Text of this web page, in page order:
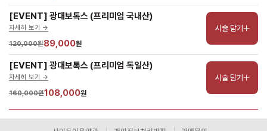
[EVENT] 광대보톡스 (프리미엄 국내산)
자세히 보기 ->
120,000원89,000원
시술 담기
[EVENT] 광대보톡스 (프리미엄 독일산)
자세히 보기 ->
160,000원108,000원
시술 담기